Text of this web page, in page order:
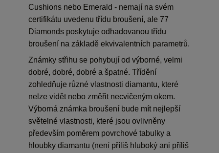
Cushions nebo Emerald - nemají na svém
certifikátu uvedenu třídu broušení, ale 77
Diamonds poskytuje odhadovanou třídu
broušení na základě ekvivalentních parametrů.
Známky střihu se pohybují od výborné, velmi
dobré, dobré, dobré a špatné. Třídění
zohledňuje různé vlastnosti diamantu, které
nelze vidět nebo změřit necvičeným okem.
Výborná známka broušení bude mít nejlepší
světelné vlastnosti, které jsou ovlivněny
především poměrem povrchové tabulky a
hloubky diamantu (není příliš hluboký ani příliš